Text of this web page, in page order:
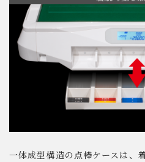
一体成型構造の点棒ケースは、